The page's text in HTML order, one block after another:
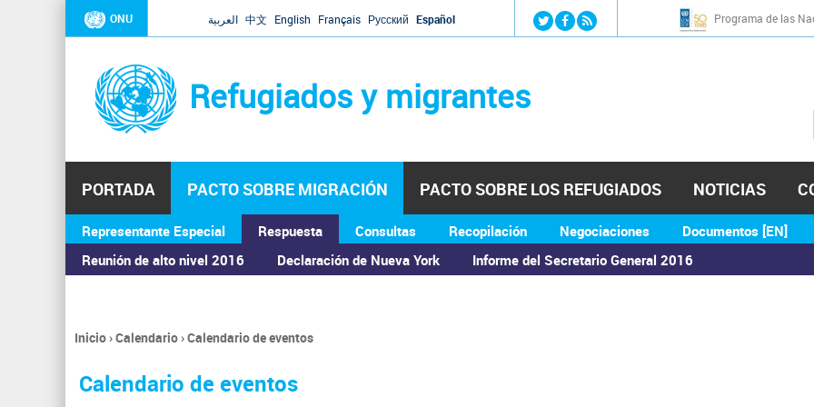
Jump to navigation
ONU العربية 中文 English Français Русский Español Programa de las
Refugiados y migrantes
PORTADA PACTO SOBRE MIGRACIÓN
Representante Especial
Respuesta
Reunión de alto nivel 2016
Declaración de Nueva York Informe del Secretario General 2016
Consultas Recopilación Negociaciones Documentos [EN]
PACTO SOBRE LOS REFUGIADOS NOTICIAS
ASAMBLEA GENERAL
Se
encuentra
usted
Inicio›Calendario›Calendario de eventos
Calendario de eventos